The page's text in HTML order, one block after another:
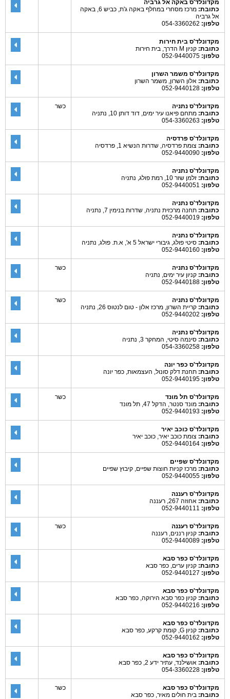
מקדונלד'ס באקה אל גרביה
כתובת:
מרכז מסחרי במחלף באקה ג'ת, כביש 6, באקה
אל גרביה
טלפון:
מקדונלד'ס בית חירות
כתובת: קניון M הדרך, בית חירות
טלפון:
מקדונלד'ס משמר השרון
כתובת: אלון השרון, משמר השרון
טלפון:
מקדונלד'ס נתניה
כתובת: מתחם פיאנו עיר ימים, דוד דותן 10, נתניה
טלפון:
כשר
מקדונלד'ס פרדסיה
כתובת: צומת פרדסיה, שדרות הנשיא 1, פרדסיה
טלפון:
מקדונלד'ס נתניה
כתובת: זלמן שזר 10, רמת פולג, נתניה
טלפון:
מקדונלד'ס נתניה
כתובת: תחנה מרכזית נתניה, שדרות בנימין 7, נתניה
טלפון:
מקדונלד'ס נתניה
כתובת: סיטי פולג, גיבורי ישראל 5 א', א.ת. פולג, נתניה
טלפון:
מקדונלד'ס נתניה
כתובת: קניון עיר ימים, נתניה
טלפון:
כשר
מקדונלד'ס נתניה
כתובת: קריית השרון, מרכז אלון - טום לנטוס 26, נתניה
טלפון:
כשר
מקדונלד'ס נתניה
כתובת: סינמה סיטי, המחקר 3, נתניה
טלפון:
מקדונלד'ס כפר יונה
כתובת: תחנת דלק סונול, העצמאות, כפר יונה
טלפון:
מקדונלד'ס תל מונד
כתובת: מונד סנטר, הדקל 47, תל מונד
טלפון:
כשר
מקדונלד'ס כוכב יאיר
כתובת: צומת כוכב יאיר, כוכב יאיר
טלפון:
מקדונלד'ס שפיים
כתובת: מרכז קניות חוצות שפיים, קיבוץ שפיים
טלפון:
מקדונלד'ס רעננה
כתובת: אחוזה 267, רעננה
טלפון:
מקדונלד'ס רעננה
כתובת: קניון רננים, רעננה
טלפון:
כשר
מקדונלד'ס כפר סבא
כתובת: קניון ערים, כפר סבא
טלפון:
מקדונלד'ס כפר סבא
כתובת: קניון כפר סבא הירוקה, כפר סבא
טלפון:
מקדונלד'ס כפר סבא
כתובת: קניון G, קומת קרקע, כפר סבא
טלפון:
מקדונלד'ס כפר סבא
כתובת: אושילנד, עתיר ידע 2, כפר סבא
טלפון:
מקדונלד'ס כפר סבא
כתובת: בית חולים מאיר, כפר סבא
כשר